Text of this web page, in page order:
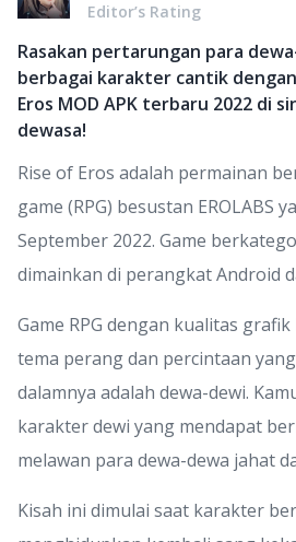
Editor’s Rating
Rasakan pertarungan para
berbagai karakter cantik
Eros MOD APK terbaru 2022 di
dewasa!
Rise of Eros adalah permainan
game (RPG) besustan EROLABS
September 2022. Game
dimainkan di perangkat Android
Game RPG dengan kualitas
tema perang dan percintaan
dalamnya adalah dewa-dewi.
karakter dewi yang mendapat
melawan para dewa-dewa jahat
Kisah ini dimulai saat karakter